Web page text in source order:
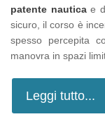
patente nauticae
sicuro, il corso è
spesso percepita
manovra in spazi
Leggi tutto...